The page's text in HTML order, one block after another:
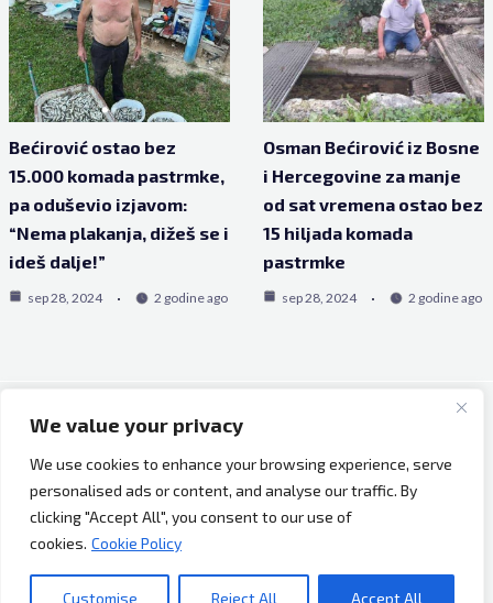
We value your privacy
We use cookies to enhance your browsing experience, serve
personalised ads or content, and analyse our traffic. By
clicking "Accept All", you consent to our use of
cookies. Cookie Policy
Customise Reject All Accept All
Bećirović ostao bez
15.000 komada pastrmke,
pa oduševio izjavom:
“Nema plakanja, dižeš se i
ideš dalje!”
sep 28, 2024 2 godine ago
Osman Bećirović iz Bosne
i Hercegovine za manje
od sat vremena ostao bez
15 hiljada komada
pastrmke
sep 28, 2024 2 godine ago
Copyright © 2026 Bh Dijaspora.
O nama
Marketing
Uslovi korištenja